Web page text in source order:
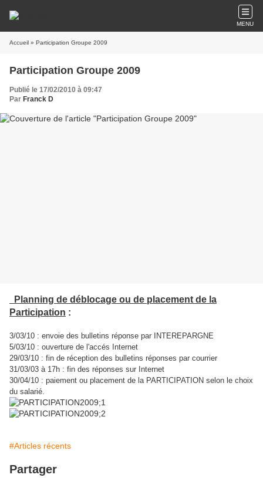
MENU
Accueil » Participation Groupe 2009
Participation Groupe 2009
Publié le 17/02/2010 à 09:47
Par Franck D
Planning de déblocage ou de placement de la
Participation :
3/03/10 : envoie des bulletins réponse par INTEREPARGNE
5/03/10 : ouverture de l'accés Internet
29/03/10 : fin de réception des bulletins réponses par courrier
31/03/03 à 17h : fin des réponses sur Internet
30/04/10 : paiement ou placement de la PARTICIPATION selon le choix
du salarié.
#Articles récents
Partager